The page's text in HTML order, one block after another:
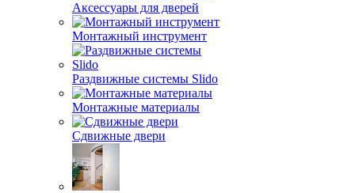
Аксессуары для дверей
Монтажный инструмент
Раздвижные системы Slido
Монтажные материалы
Сдвижные двери